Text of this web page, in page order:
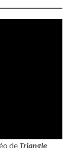
de Triangle